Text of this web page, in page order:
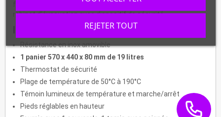
robinet d'évacuation avec dispositif de sécurité.
Résistance en inox amovible
1 panier 570 x 440 x 80 mm de 19 litres
Thermostat de sécurité
Plage de température de 50°C à 190°C
Témoin lumineux de température et marche/arrêt
Pieds réglables en hauteur
REJETER TOUT